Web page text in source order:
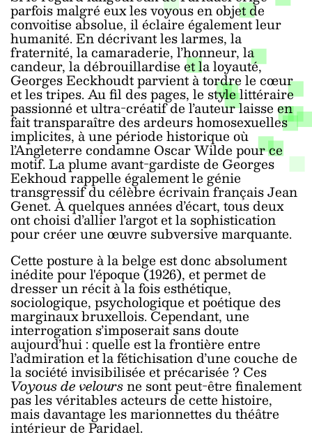
parfois malgré eux les voyous en objet de
convoitise absolue, il éclaire également leur
humanité. En décrivant les larmes, la
fraternité, la camaraderie, l’honneur, la
candeur, la débrouillardise et la loyauté,
Georges Eeckhoudt parvient à tordre le cœur
et les tripes. Au fil des pages, le style littéraire
passionné et ultra-créatif de l’auteur laisse en
fait transparaître des ardeurs homosexuelles
implicites, à une période historique où
l’Angleterre condamne Oscar Wilde pour ce
motif. La plume avant-gardiste de Georges
Eekhoud rappelle également le génie
transgressif du célèbre écrivain français Jean
Genet. À quelques années d’écart, tous deux
ont choisi d’allier l’argot et la sophistication
pour créer une œuvre subversive marquante.
Cette posture à la belge est donc absolument
inédite pour l'époque (1926), et permet de
dresser un récit à la fois esthétique,
sociologique, psychologique et poétique des
marginaux bruxellois. Cependant, une
interrogation s’imposerait sans doute
aujourd’hui : quelle est la frontière entre
l’admiration et la fétichisation d’une couche de
la société invisibilisée et précarisée ? Ces
Voyous de veloursne sont peut-être finalement
pas les véritables acteurs de cette histoire,
mais davantage les marionnettes du théâtre
intérieur de Paridael.